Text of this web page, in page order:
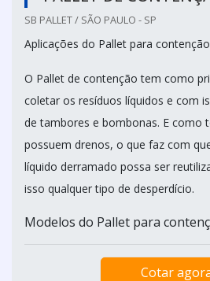
SB PALLET / SÃO PAULO - SP
Aplicações do Pallet para contenção
O Pallet de contenção tem como
coletar os resíduos líquidos e com
de tambores e bombonas. E como
possuem drenos, o que faz com
líquido derramado possa ser
isso qualquer tipo de desperdício.
Modelos do Pallet para
Cotar